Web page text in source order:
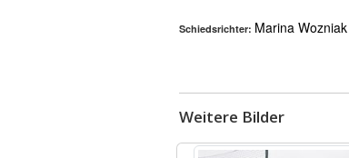
Schiedsrichter: Marina Wozniak
Weitere Bilder